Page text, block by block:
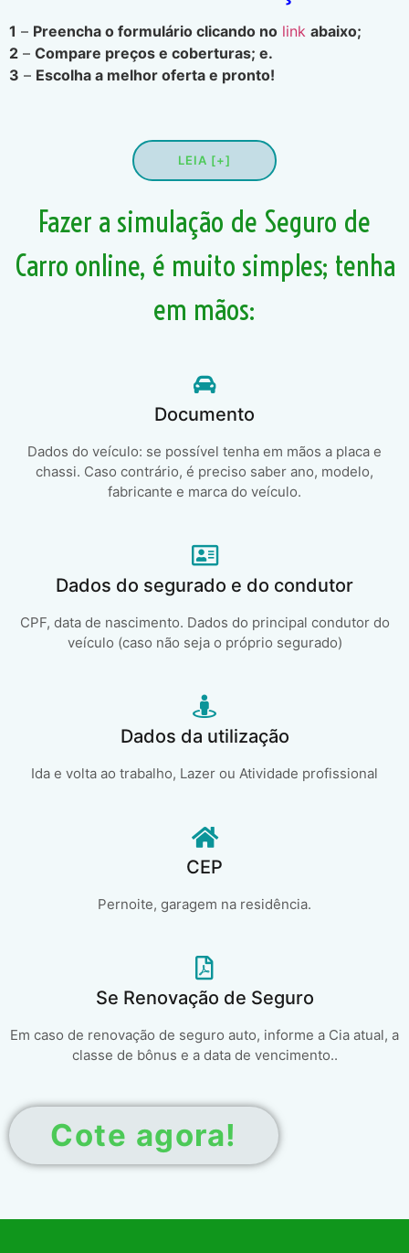
1 – Preencha o formulário clicando no link abaixo;
2 – Compare preços e coberturas; e.
3 – Escolha a melhor oferta e pronto!
LEIA [+]
Fazer a simulação de Seguro de
Carro online, é muito simples; tenha
em mãos:
Documento
Dados do veículo: se possível tenha em mãos a placa e
chassi. Caso contrário, é preciso saber ano, modelo,
fabricante e marca do veículo.
Dados do segurado e do condutor
CPF, data de nascimento. Dados do principal condutor do
veículo (caso não seja o próprio segurado)
Dados da utilização
Ida e volta ao trabalho, Lazer ou Atividade profissional
CEP
Pernoite, garagem na residência.
Se Renovação de Seguro
Em caso de renovação de seguro auto, informe a Cia atual, a
classe de bônus e a data de vencimento..
Cote agora!